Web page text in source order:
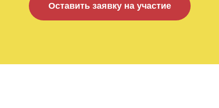
Оставить заявку на участие